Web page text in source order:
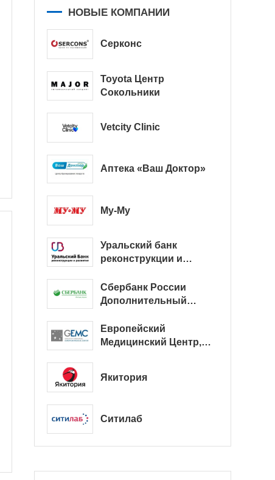
НОВЫЕ КОМПАНИИ
Серконс
Toyota Центр
Сокольники
Vetcity Clinic
Аптека «Ваш Доктор»
Му-Му
Уральский банк
реконструкции и
Сбербанк России
Дополнительный
Европейский
Медицинский Центр,
Якитория
Ситилаб